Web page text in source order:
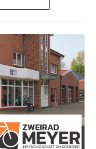
von die­sem Ange­
Per­so­nen in